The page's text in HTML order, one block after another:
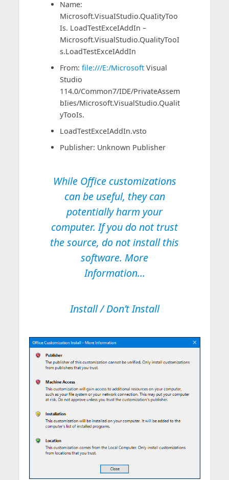
Name:
Microsoft.VisuaIStudio.QuaIityToo
Is. LoadTestExceIAddIn –
Microsoft.VisualStudio.QualityTooI
s.LoadTestExceIAddIn
From: file:///E:/MicrosoftVisual
Studio
114.0/Common7/IDE/PrivateAssem
bIies/Microsoft.VisualStudio.Qualit
yTooIs.
LoadTestExceIAddIn.vsto
Publisher: Unknown Publisher
While Office customizations
can be useful, they can
potentially harm your
computer. If you do not trust
the source, do not install this
software. More
Information…
Install / Don’t Install